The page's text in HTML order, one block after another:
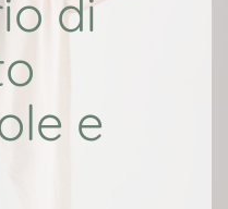
di
e